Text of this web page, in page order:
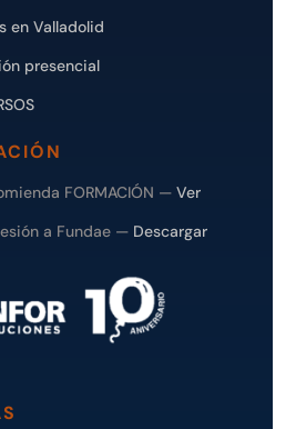
en Valladolid
presencial
FORMACIÓN — Ver
a Fundae — Descargar